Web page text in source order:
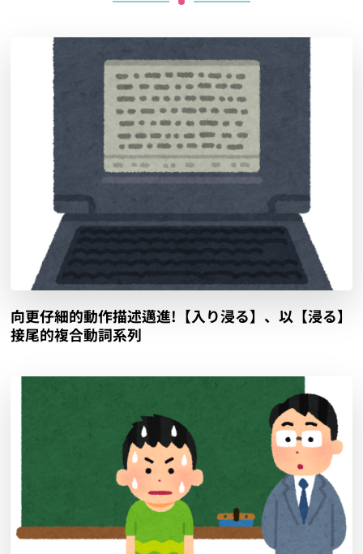
向更仔細的動作描述邁進!【入り浸る】、以【浸る】
接尾的複合動詞系列